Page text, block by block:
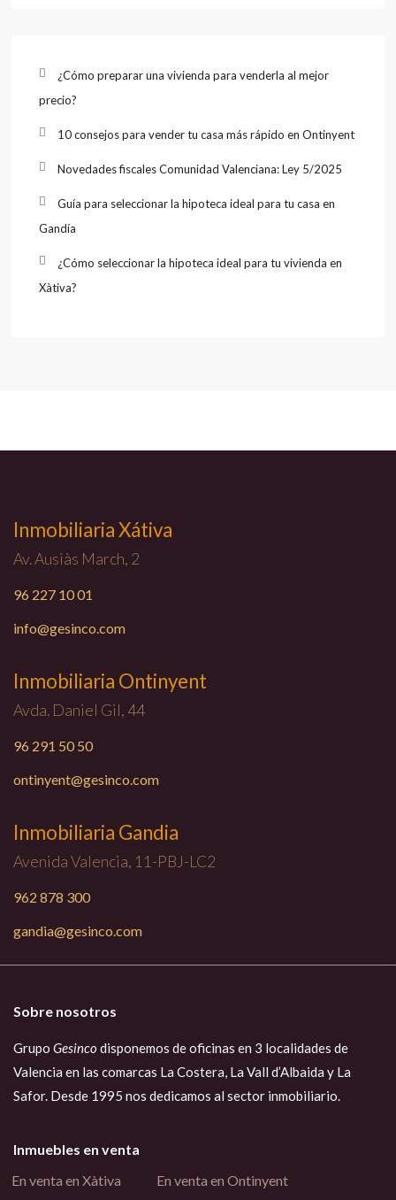
¿Cómo preparar una vivienda para venderla al mejor
precio?
10 consejos para vender tu casa más rápido en Ontinyent
Novedades fiscales Comunidad Valenciana: Ley 5/2025
Guía para seleccionar la hipoteca ideal para tu casa en
Gandía
¿Cómo seleccionar la hipoteca ideal para tu vivienda en
Xàtiva?
Inmobiliaria Xátiva
Av. Ausiàs March, 2
96 227 10 01
info@gesinco.com
Inmobiliaria Ontinyent
Avda. Daniel Gil, 44
96 291 50 50
ontinyent@gesinco.com
Inmobiliaria Gandia
Avenida Valencia, 11-PBJ-LC2
962 878 300
gandia@gesinco.com
Sobre nosotros
GrupoGesinco disponemos de oficinas en 3 localidades de
Valencia en las comarcas La Costera, La Vall d’Albaida y La
Safor. Desde 1995 nos dedicamos al sector inmobiliario.
Inmuebles en venta
En venta en Xàtiva
En venta en Ontinyent